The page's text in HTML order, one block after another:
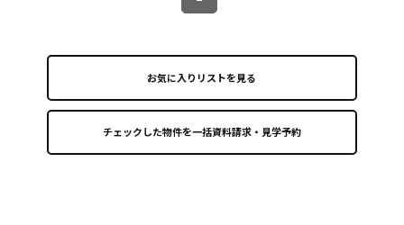
お気に入りリストを見る